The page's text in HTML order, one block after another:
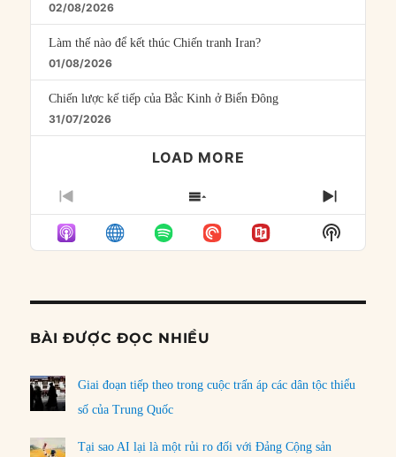
02/08/2026
Làm thế nào để kết thúc Chiến tranh Iran?
01/08/2026
Chiến lược kế tiếp của Bắc Kinh ở Biển Đông
31/07/2026
LOAD MORE
PREVIOUS
EPISODE
SHOW
EPISODES
LIST
NEXT
Show
Podcast
BÀI ĐƯỢC ĐỌC NHIỀU
Giai đoạn tiếp theo trong cuộc trấn áp các dân tộc thiểu
số của Trung Quốc
Tại sao AI lại là một rủi ro đối với Đảng Cộng sản